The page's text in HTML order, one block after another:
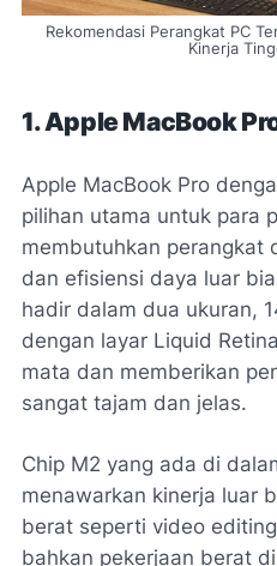
Rekomendasi Perangkat PC
Kinerja
1. Apple MacBook
Apple MacBook Pro
pilihan utama untuk para
membutuhkan perangkat
dan efisiensi daya luar
hadir dalam dua ukuran,
dengan layar Liquid
mata dan memberikan
sangat tajam dan jelas.
Chip M2 yang ada di
menawarkan kinerja luar
berat seperti video
bahkan pekerjaan berat